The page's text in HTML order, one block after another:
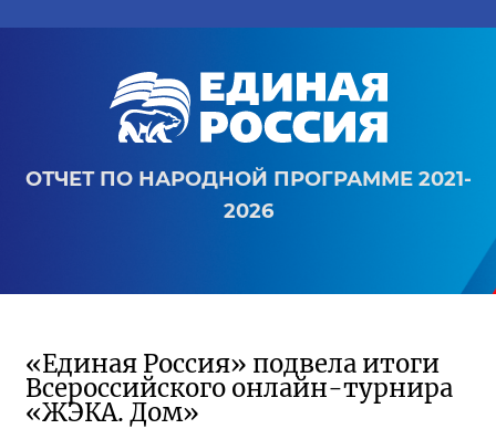
ОТЧЕТ ПО НАРОДНОЙ ПРОГРАММЕ 2021-
2026
«Единая Россия» подвела итоги
Всероссийского онлайн-турнира
«ЖЭКА. Дом»